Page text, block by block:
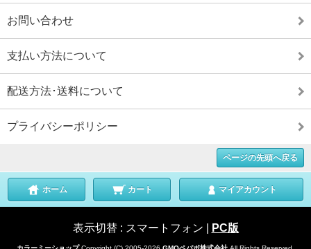
お問い合わせ
支払い方法について
配送方法･送料について
プライバシーポリシー
ページの先頭へ戻る
ホーム カート マイアカウント
表示切替 : スマートフォン PC版